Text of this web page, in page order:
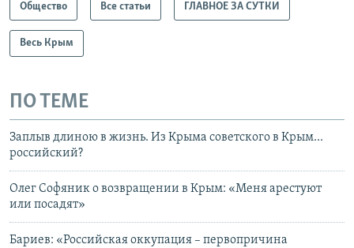
Общество Все статьи ГЛАВНОЕ ЗА СУТКИ
Весь Крым
ПО ТЕМЕ
Заплыв длиною в жизнь. Из Крыма советского в Крым...
российский?
Олег Софяник о возвращении в Крым: «Меня арестуют
или посадят»
Бариев: «Российская оккупация – первопричина